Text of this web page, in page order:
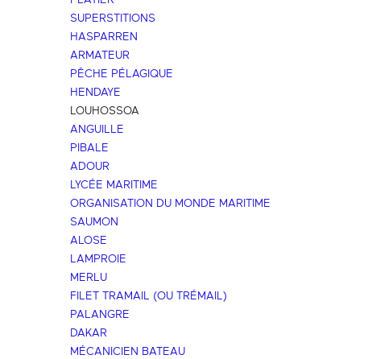
SUPERSTITIONS
HASPARREN
ARMATEUR
PÊCHE PÉLAGIQUE
HENDAYE
LOUHOSSOA
ANGUILLE
PIBALE
ADOUR
LYCÉE MARITIME
ORGANISATION DU MONDE MARITIME
SAUMON
ALOSE
LAMPROIE
MERLU
FILET TRAMAIL (OU TRÉMAIL)
PALANGRE
DAKAR
MÉCANICIEN BATEAU